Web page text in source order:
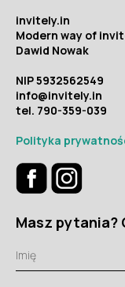
invitely.in
Modern way of
Dawid Nowak
NIP 5932562549
info@invitely.in
tel. 790-359-039
Polityka
Masz pytania?